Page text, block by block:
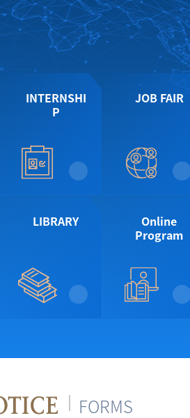
INTERNSHI
P
JOB FAIR
LIBRARY
Online
Program